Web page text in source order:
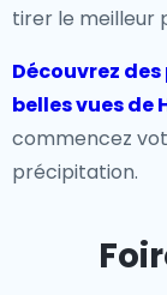
tirer le meilleur
Découvrez
belles vues
commencez
précipitation.